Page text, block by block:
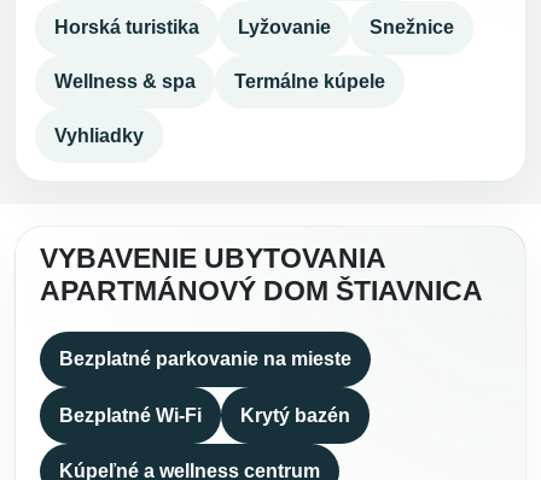
Horská turistika Lyžovanie Snežnice
Wellness & spa Termálne kúpele
Vyhliadky
VYBAVENIE UBYTOVANIA
APARTMÁNOVÝ DOM ŠTIAVNICA
Bezplatné parkovanie na mieste
Bezplatné Wi-Fi Krytý bazén
Kúpeľné a wellness centrum